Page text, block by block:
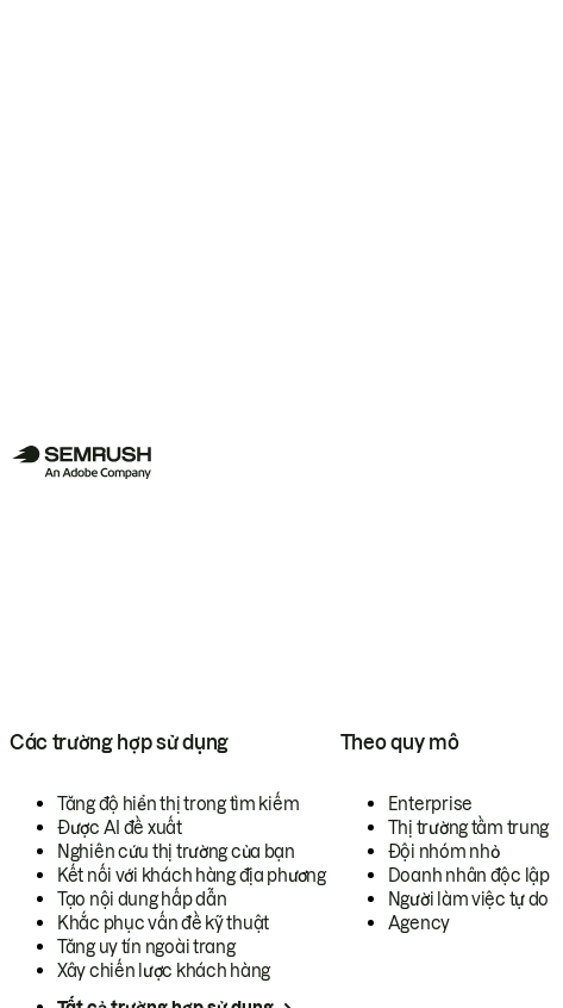
Các trường hợp sử dụng
Tăng độ hiển thị trong tìm kiếm
Được AI đề xuất
Nghiên cứu thị trường của bạn
Kết nối với khách hàng địa phương
Tạo nội dung hấp dẫn
Khắc phục vấn đề kỹ thuật
Tăng uy tín ngoài trang
Xây chiến lược khách hàng
Theo quy mô
Enterprise
Thị trường tầm trung
Đội nhóm nhỏ
Doanh nhân độc lập
Người làm việc tự do
Agency